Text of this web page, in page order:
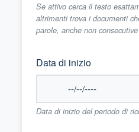
Se attivo cerca il testo
altrimenti trova i documenti
parole, anche non consecutive
Data di inizio
Data di inizio del periodo di